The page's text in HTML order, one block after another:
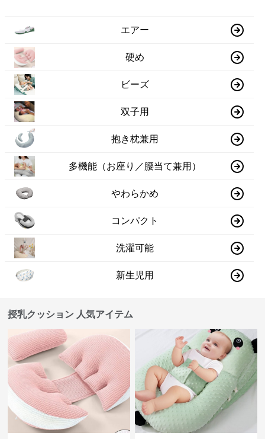
エアー
硬め
ビーズ
双子用
抱き枕兼用
多機能（お座り／腰当て兼用）
やわらかめ
コンパクト
洗濯可能
新生児用
授乳クッション 人気アイテム